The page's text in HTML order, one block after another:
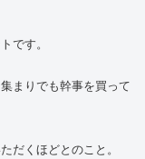
です。
まりでも幹事を買って
だくほどとのこと。